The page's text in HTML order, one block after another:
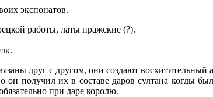
экспонатов.
работы, латы пражские (?).
друг с другом, они создают восхитительный
получил их в составе даров султана когды
при даре королю.